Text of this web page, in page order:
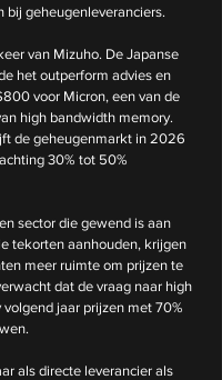
bij geheugenleveranciers.
van Mizuho. De Japanse
het outperform advies en
voor Micron, een van de
high bandwidth memory.
de geheugenmarkt in 2026
30% tot 50%
sector die gewend is aan
tekorten aanhouden, krijgen
meer ruimte om prijzen te
dat de vraag naar high
jaar prijzen met 70%
als directe leverancier als